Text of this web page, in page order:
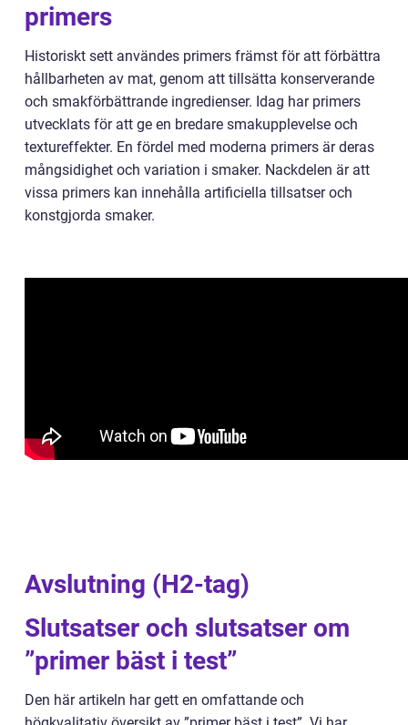
primers
Historiskt sett användes primers främst för att förbättra
hållbarheten av mat, genom att tillsätta konserverande
och smakförbättrande ingredienser. Idag har primers
utvecklats för att ge en bredare smakupplevelse och
textureffekter. En fördel med moderna primers är deras
mångsidighet och variation i smaker. Nackdelen är att
vissa primers kan innehålla artificiella tillsatser och
konstgjorda smaker.
Avslutning (H2-tag)
Slutsatser och slutsatser om
”primer bäst i test”
Den här artikeln har gett en omfattande och